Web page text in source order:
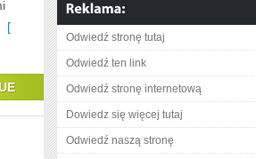
[
Odwiedź stronę tutaj
Odwiedź ten link
Odwiedź stronę internetową
Dowiedz się więcej tutaj
Odwiedź naszą stronę